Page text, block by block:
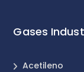
Gases
Acetileno